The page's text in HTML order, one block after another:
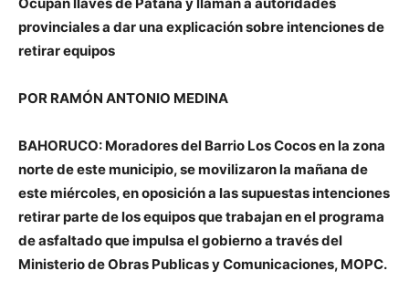
provinciales a dar una explicación sobre intenciones de
retirar equipos
POR RAMÓN ANTONIO MEDINA
BAHORUCO: Moradores del Barrio Los Cocos en la zona
norte de este municipio, se movilizaron la mañana de
este miércoles, en oposición a las supuestas intenciones
retirar parte de los equipos que trabajan en el programa
de asfaltado que impulsa el gobierno a través del
Ministerio de Obras Publicas y Comunicaciones, MOPC.